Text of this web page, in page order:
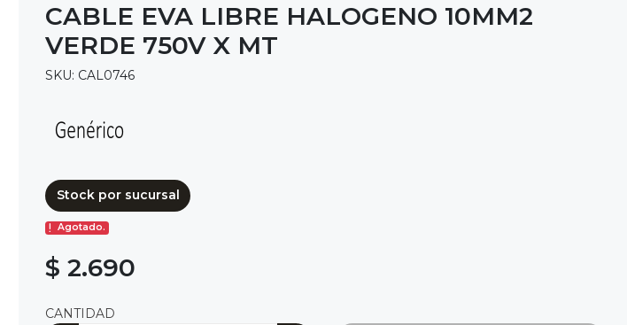
CABLE EVA LIBRE HALOGENO 10MM2
VERDE 750V X MT
SKU: CAL0746
Stock por sucursal
Agotado.
$ 2.690
CANTIDAD